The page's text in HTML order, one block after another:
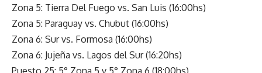
Zona 5: Tierra Del Fuego vs. San Luis (16:00hs)
Zona 5: Paraguay vs. Chubut (16:00hs)
Zona 6: Sur vs. Formosa (16:00hs)
Zona 6: Jujeña vs. Lagos del Sur (16:20hs)
Puesto 25: 5° Zona 5 v 5° Zona 6 (18:00hs)